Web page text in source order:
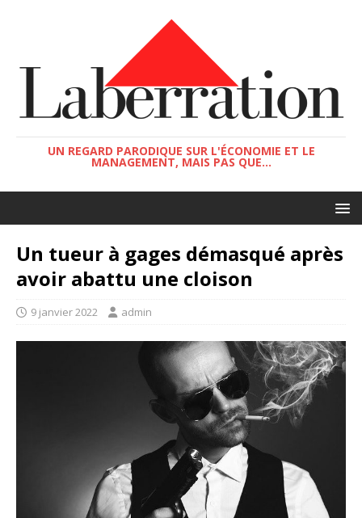
UN REGARD PARODIQUE SUR L'ÉCONOMIE ET LE
MANAGEMENT, MAIS PAS QUE...
Un tueur à gages démasqué après
avoir abattu une cloison
9 janvier 2022 admin